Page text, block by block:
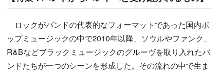
ロックがバンドの代表的なフォーマットであった国内ポ
ップミュージックの中で2010年以降、ソウルやファンク、
R&Bなどブラックミュージックのグルーヴを取り入れたバ
ンドたちが一つのシーンを形成した。その流れの中で生ま